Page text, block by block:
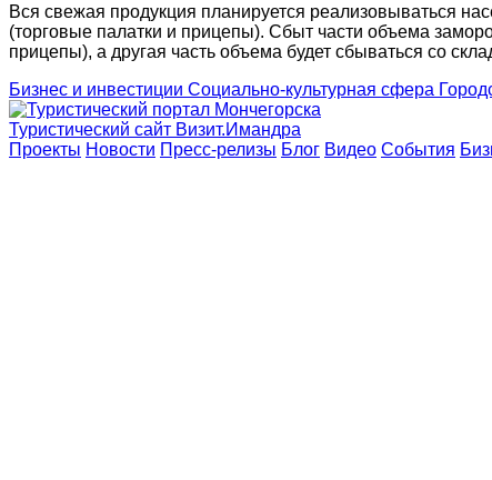
Вся свежая продукция планируется реализовываться
(торговые палатки и прицепы). Сбыт части объема
прицепы), а другая часть объема будет сбываться со
Бизнес и инвестиции Социально-культурная сфера
Туристический сайт Визит.Имандра
Проекты Новости Пресс-релизы Блог Видео События